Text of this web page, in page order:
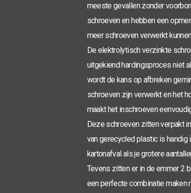
meeste gevallen zonder
schroeven en hebben een
meer schroeven verwerkt
De elektrolytisch verzinkte
uitgekiend hardingsproces niet
wordt de kans op afbreken
schroeven zijn verwerkt en het
maakt het inschroeven
Deze schroeven zitten verpakt
van gerecycled plastic is
kartonafval als je grotere
Tevens zitten er in de emmer 2
een perfecte combinatie maken